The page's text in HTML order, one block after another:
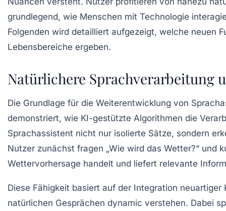
grundlegend, wie Menschen mit Technologie
Folgenden wird detailliert aufgezeigt, welche neuen
Lebensbereiche ergeben.
Natürlichere Sprachverarbeitung
Die Grundlage für die Weiterentwicklung von
demonstriert, wie KI-gestützte Algorithmen die
Sprachassistent nicht nur isolierte Sätze, sondern
Nutzer zunächst fragen „Wie wird das Wetter?“ und
Wettervorhersage handelt und liefert relevante
Diese Fähigkeit basiert auf der Integration
natürlichen Gesprächen dynamic verstehen. Dabei